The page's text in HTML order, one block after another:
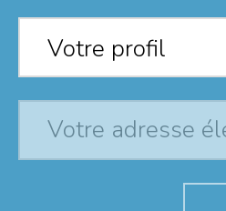
Votre profil*
Votre profil